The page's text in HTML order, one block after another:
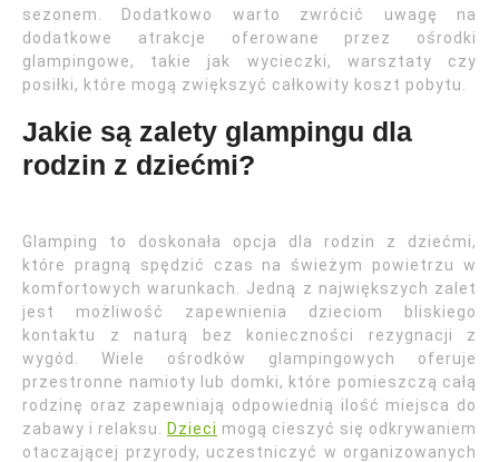
sezonem. Dodatkowo warto zwrócić uwagę na
dodatkowe atrakcje oferowane przez ośrodki
glampingowe, takie jak wycieczki, warsztaty czy
posiłki, które mogą zwiększyć całkowity koszt pobytu.
Jakie są zalety glampingu dla
rodzin z dziećmi?
Glamping to doskonała opcja dla rodzin z dziećmi,
które pragną spędzić czas na świeżym powietrzu w
komfortowych warunkach. Jedną z największych zalet
jest możliwość zapewnienia dzieciom bliskiego
kontaktu z naturą bez konieczności rezygnacji z
wygód. Wiele ośrodków glampingowych oferuje
przestronne namioty lub domki, które pomieszczą całą
rodzinę oraz zapewniają odpowiednią ilość miejsca do
zabawy i relaksu.
Dzieci mogą cieszyć się odkrywaniem
otaczającej przyrody, uczestniczyć w organizowanych